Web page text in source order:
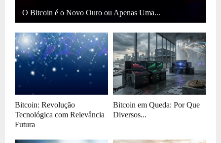
O Bitcoin é o Novo Ouro ou Apenas Uma...
Bitcoin: Revolução
Tecnológica com Relevância
Futura
Bitcoin em Queda: Por Que
Diversos...